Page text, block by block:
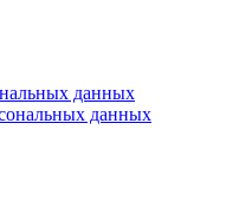
данных
данных